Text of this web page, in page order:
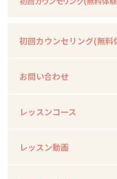
初回カウンセリング(無料
お問い合わせ
レッスンコース
レッスン動画